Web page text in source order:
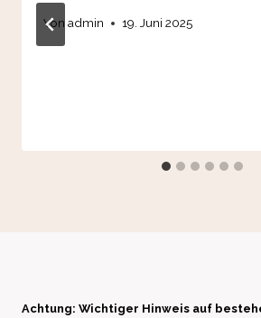
Von admin 19. Juni 2025
Achtung: Wichtiger Hinweis auf